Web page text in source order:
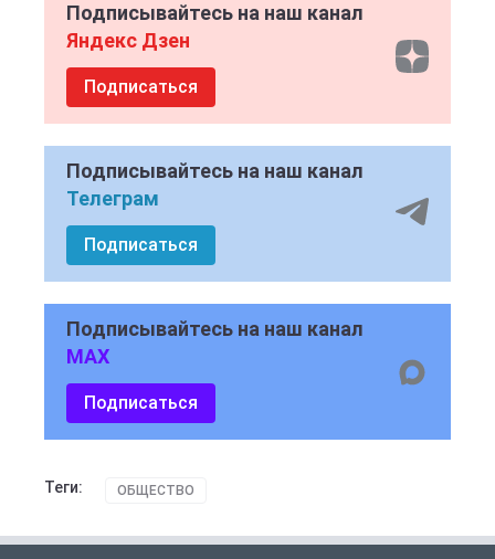
Подписывайтесь на наш канал
Яндекс Дзен
Подписаться
Подписывайтесь на наш канал
Телеграм
Подписаться
Подписывайтесь на наш канал
MAX
Подписаться
Теги: ОБЩЕСТВО